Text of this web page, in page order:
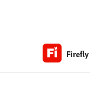
Firefly